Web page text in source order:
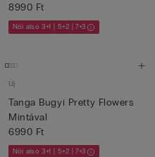
8990 Ft
Női alsó 3+1 | 5+2 | 7+3
Új
Tanga Bugyi Pretty Flowers
Mintával
6990 Ft
Női alsó 3+1 | 5+2 | 7+3